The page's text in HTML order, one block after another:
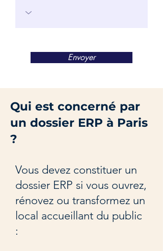
Envoyer
Qui est concerné par
un dossier ERP à Paris
?
Vous devez constituer un
dossier ERP si vous ouvrez,
rénovez ou transformez un
local accueillant du public
: